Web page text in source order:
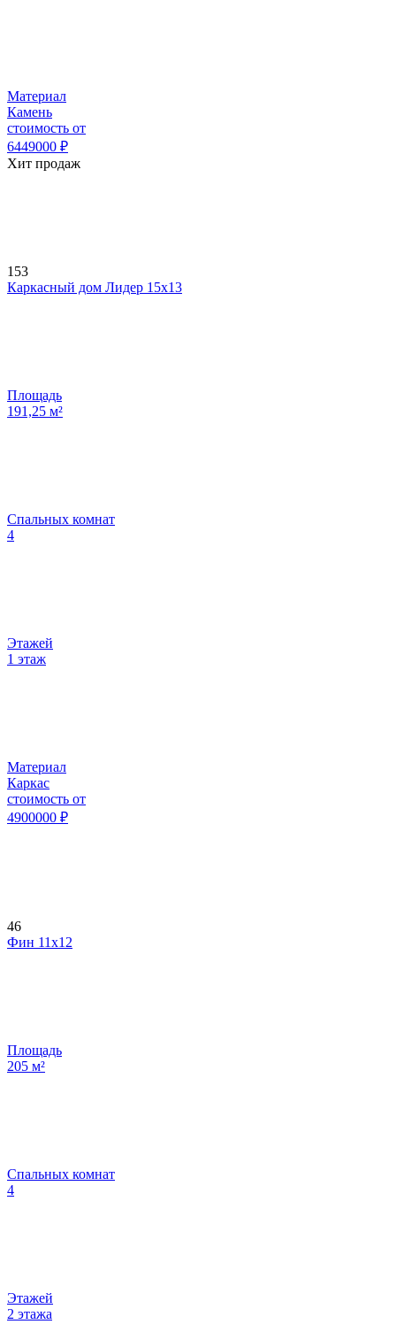
Материал
Камень
стоимость от
6449000 ₽
Хит продаж
153
Каркасный дом Лидер 15х13
Площадь
191,25 м²
Спальных комнат
4
Этажей
1 этаж
Материал
Каркас
стоимость от
4900000 ₽
46
Фин 11х12
Площадь
205 м²
Спальных комнат
4
Этажей
2 этажа